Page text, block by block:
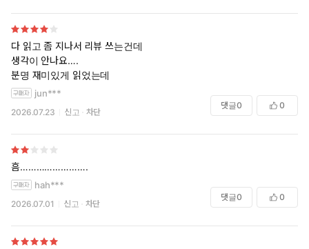
다 읽고 좀 지나서 리뷰 쓰는건데
생각이 안나요….
분명 재미있게 읽었는데
jun***
2026.07.23 신고 차단
댓글0 0
흠…………………….
hah***
2026.07.01 신고 차단
댓글0 0